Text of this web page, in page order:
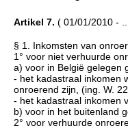
Artikel 7. ( 01/01/2010 -
§ 1. Inkomsten van
1° voor niet verhuurde
a) voor in België gelegen
- het kadastraal inkomen
onroerend zijn, (ing. W.
- het kadastraal inkomen
b) voor in het buitenland
2° voor verhuurde